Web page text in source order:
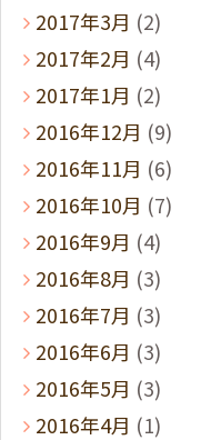
2017年3月 (2)
2017年2月 (4)
2017年1月 (2)
2016年12月 (9)
2016年11月 (6)
2016年10月 (7)
2016年9月 (4)
2016年8月 (3)
2016年7月 (3)
2016年6月 (3)
2016年5月 (3)
2016年4月 (1)